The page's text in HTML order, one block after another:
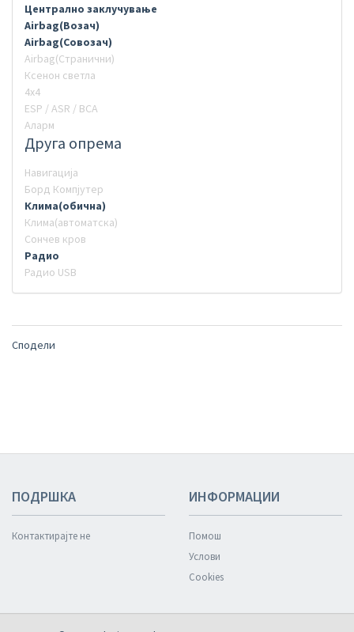
Централно заклучување
Airbag(Возач)
Airbag(Совозач)
Airbag(Странични)
Ксенон светла
4х4
ESP / ASR / BCA
Аларм
Друга опрема
Навигација
Борд Компјутер
Клима(обична)
Клима(автоматска)
Сончев кров
Радио
Радио USB
Сподели
ПОДРШКА
Контактирајте не
ИНФОРМАЦИИ
Помош
Услови
Cookies